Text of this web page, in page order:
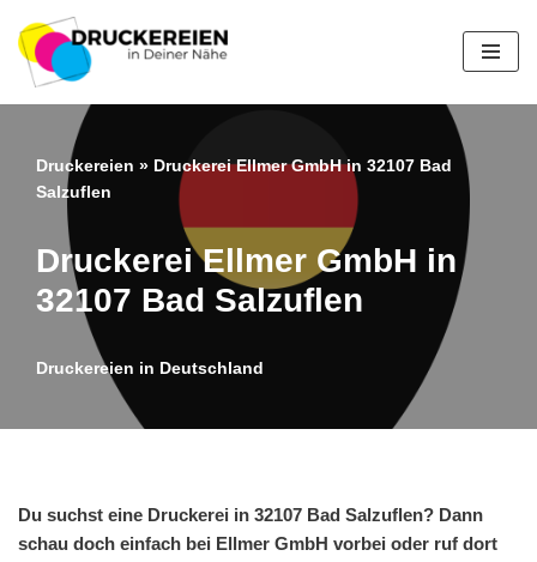
Zum
Inhalt
springen
Druckereien » Druckerei Ellmer GmbH in 32107 Bad
Salzuflen
Druckerei Ellmer GmbH in
32107 Bad Salzuflen
Druckereien in Deutschland
Du suchst eine Druckerei in 32107 Bad Salzuflen? Dann
schau doch einfach bei Ellmer GmbH vorbei oder ruf dort